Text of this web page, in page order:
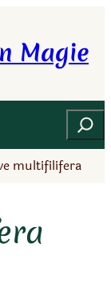
Magie
Suchen
multifilifera